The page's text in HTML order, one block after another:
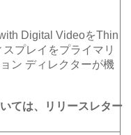
Digital VideoをThin
プレイをプライマリ
ン ディレクターが機
ては、リリースレター